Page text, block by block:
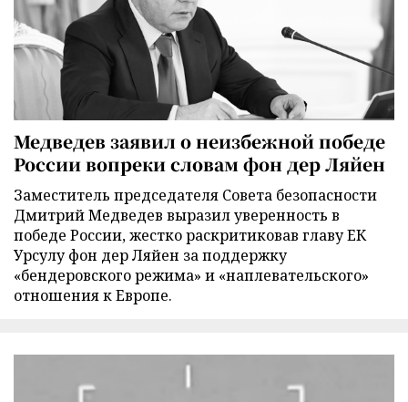
Медведев заявил о неизбежной победе
России вопреки словам фон дер Ляйен
Заместитель председателя Совета безопасности
Дмитрий Медведев выразил уверенность в
победе России, жестко раскритиковав главу ЕК
Урсулу фон дер Ляйен за поддержку
«бендеровского режима» и «наплевательского»
отношения к Европе.